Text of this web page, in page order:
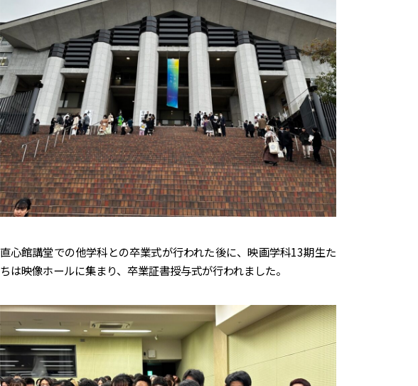
直心館講堂での他学科との卒業式が行われた後に、映画学科13期生た
ちは映像ホールに集まり、卒業証書授与式が行われました。